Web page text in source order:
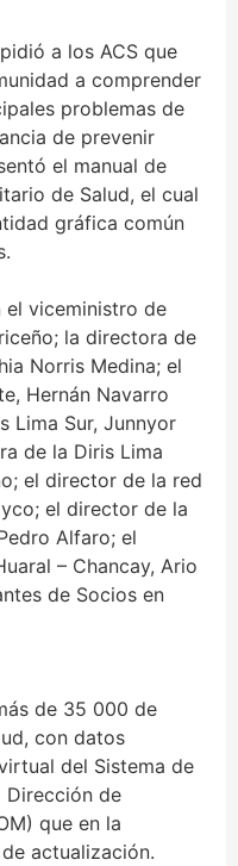
a los ACS que
a comprender
problemas de
de prevenir
el manual de
de Salud, el cual
gráfica común
el viceministro de
la directora de
Norris Medina; el
Hernán Navarro
Lima Sur, Junnyor
de la Diris Lima
el director de la red
el director de la
Alfaro; el
– Chancay, Ario
de Socios en
de 35 000 de
con datos
del Sistema de
Dirección de
que en la
actualización.